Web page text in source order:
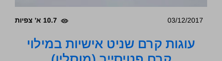
03/12/2017 10.7 א' צפיות
עוגות קרם שניט אישיות במילוי